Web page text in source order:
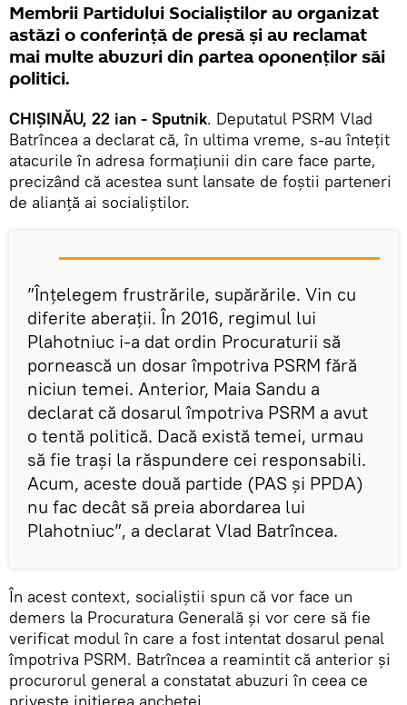
Membrii Partidului Socialiștilor au organizat
astăzi o conferință de presă și au reclamat
mai multe abuzuri din partea oponenților săi
politici.
CHIȘINĂU, 22 ian - Sputnik. Deputatul PSRM Vlad
Batrîncea a declarat că, în ultima vreme, s-au întețit
atacurile în adresa formațiunii din care face parte,
precizând că acestea sunt lansate de foștii parteneri
de alianță ai socialiștilor.
”Înțelegem frustrările, supărările. Vin cu
diferite aberații. În 2016, regimul lui
Plahotniuc i-a dat ordin Procuraturii să
pornească un dosar împotriva PSRM fără
niciun temei. Anterior, Maia Sandu a
declarat că dosarul împotriva PSRM a avut
o tentă politică. Dacă există temei, urmau
să fie trași la răspundere cei responsabili.
Acum, aceste două partide (PAS și PPDA)
nu fac decât să preia abordarea lui
Plahotniuc”, a declarat Vlad Batrîncea.
În acest context, socialiștii spun că vor face un
demers la Procuratura Generală și vor cere să fie
verificat modul în care a fost intentat dosarul penal
împotriva PSRM. Batrîncea a reamintit că anterior și
procurorul general a constatat abuzuri în ceea ce